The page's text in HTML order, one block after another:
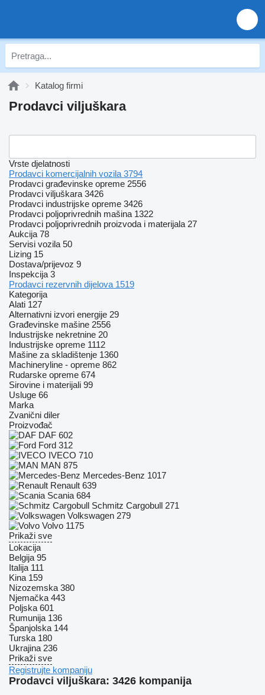
Katalog firmi
Prodavci viljuškara
Vrste djelatnosti
Prodavci komercijalnih vozila 3794
Prodavci građevinske opreme 2556
Prodavci viljuškara 3426
Prodavci industrijske opreme 3426
Prodavci poljoprivrednih mašina 1322
Prodavci poljoprivrednih proizvoda i materijala 27
Aukcija 78
Servisi vozila 50
Lizing 15
Dostava/prijevoz 9
Inspekcija 3
Prodavci rezervnih dijelova 1519
Kategorija
Alati 127
Alternativni izvori energije 29
Građevinske mašine 2556
Industrijske nekretnine 20
Industrijske opreme 1112
Mašine za skladištenje 1360
Machineryline - opreme 862
Rudarske opreme 674
Sirovine i materijali 99
Usluge 66
Marka
Zvanični diler
Proizvođač
DAF 602
Ford 312
IVECO 710
MAN 875
Mercedes-Benz 1017
Renault 639
Scania 684
Schmitz Cargobull 271
Volkswagen 279
Volvo 1175
Prikaži sve
Lokacija
Belgija 95
Italija 111
Kina 159
Nizozemska 380
Njemačka 443
Poljska 601
Rumunija 136
Španjolska 144
Turska 180
Ukrajina 236
Prikaži sve
Registrujte kompaniju
Prodavci viljuškara: 3426 kompanija